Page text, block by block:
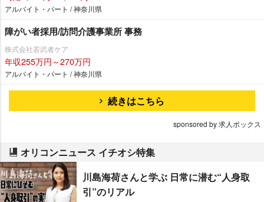
アルバイト・パート / 神奈川県
障がい者採用/訪問介護事業所 事務
株式会社若武者ケア
年収255万円～270万円
アルバイト・パート / 神奈川県
続きはこちら
sponsored by 求人ボックス
オリコンニュース イチオシ特集
川島海荷さんと学ぶ 日常に潜む“人身取
引”のリアル